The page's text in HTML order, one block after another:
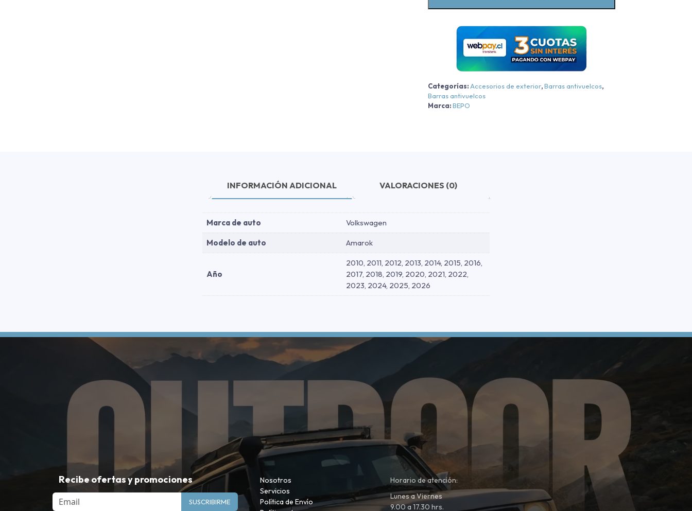
Eco
Bepo
Volkswagen
Amarok
Trendline/Comforline/Highline
Negra
-
Categorías: Accesorios de exterior,Barras antivuelcos,
Barras antivuelcos
Marca:BEPO
INFORMACIÓN ADICIONAL VALORACIONES (0)
Marca de auto Volkswagen
Modelo de auto Amarok
Año
2010, 2011, 2012, 2013, 2014, 2015, 2016,
2017, 2018, 2019, 2020, 2021, 2022,
2023, 2024, 2025, 2026
Recibe ofertas y promociones
Email SUSCRIBIRME
Nosotros
Servicios
Política de Envío
Horario de atención:
Lunes a Viernes
9.00 a 17.30 hrs.